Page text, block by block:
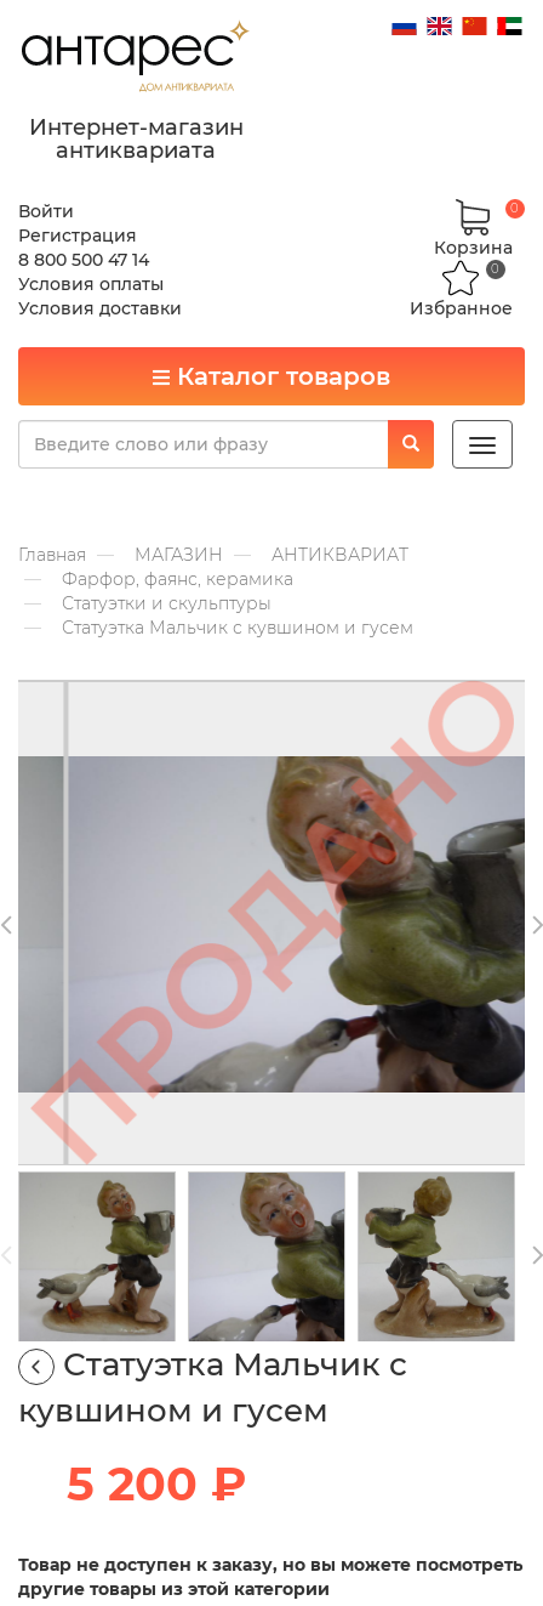
Интернет-магазин
антиквариата
Войти
Регистрация
8 800 500 47 14
Условия оплаты
Условия доставки
Корзина
0
Избранное
0
Каталог товаров
Toggle
Главная МАГАЗИН
АНТИКВАРИАТ
Фарфор, фаянс, керамика
Статуэтки и скульптуры
Статуэтка Мальчик с кувшином и гусем
Статуэтка Мальчик с
кувшином и гусем
5 200 ₽
Товар не доступен к заказу, но вы можете посмотреть
другие товары из этой категории